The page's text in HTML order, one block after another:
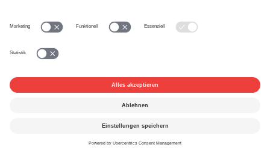
Disclaimer
Privatsphäre-Einstellungen